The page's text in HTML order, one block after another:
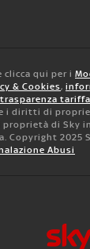
clicca qui per i
& Cookies,
trasparenza
i diritti di
di Sky
Copyright 2025
Abusi